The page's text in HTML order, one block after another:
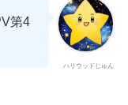
ハリウッドじゅん
第4